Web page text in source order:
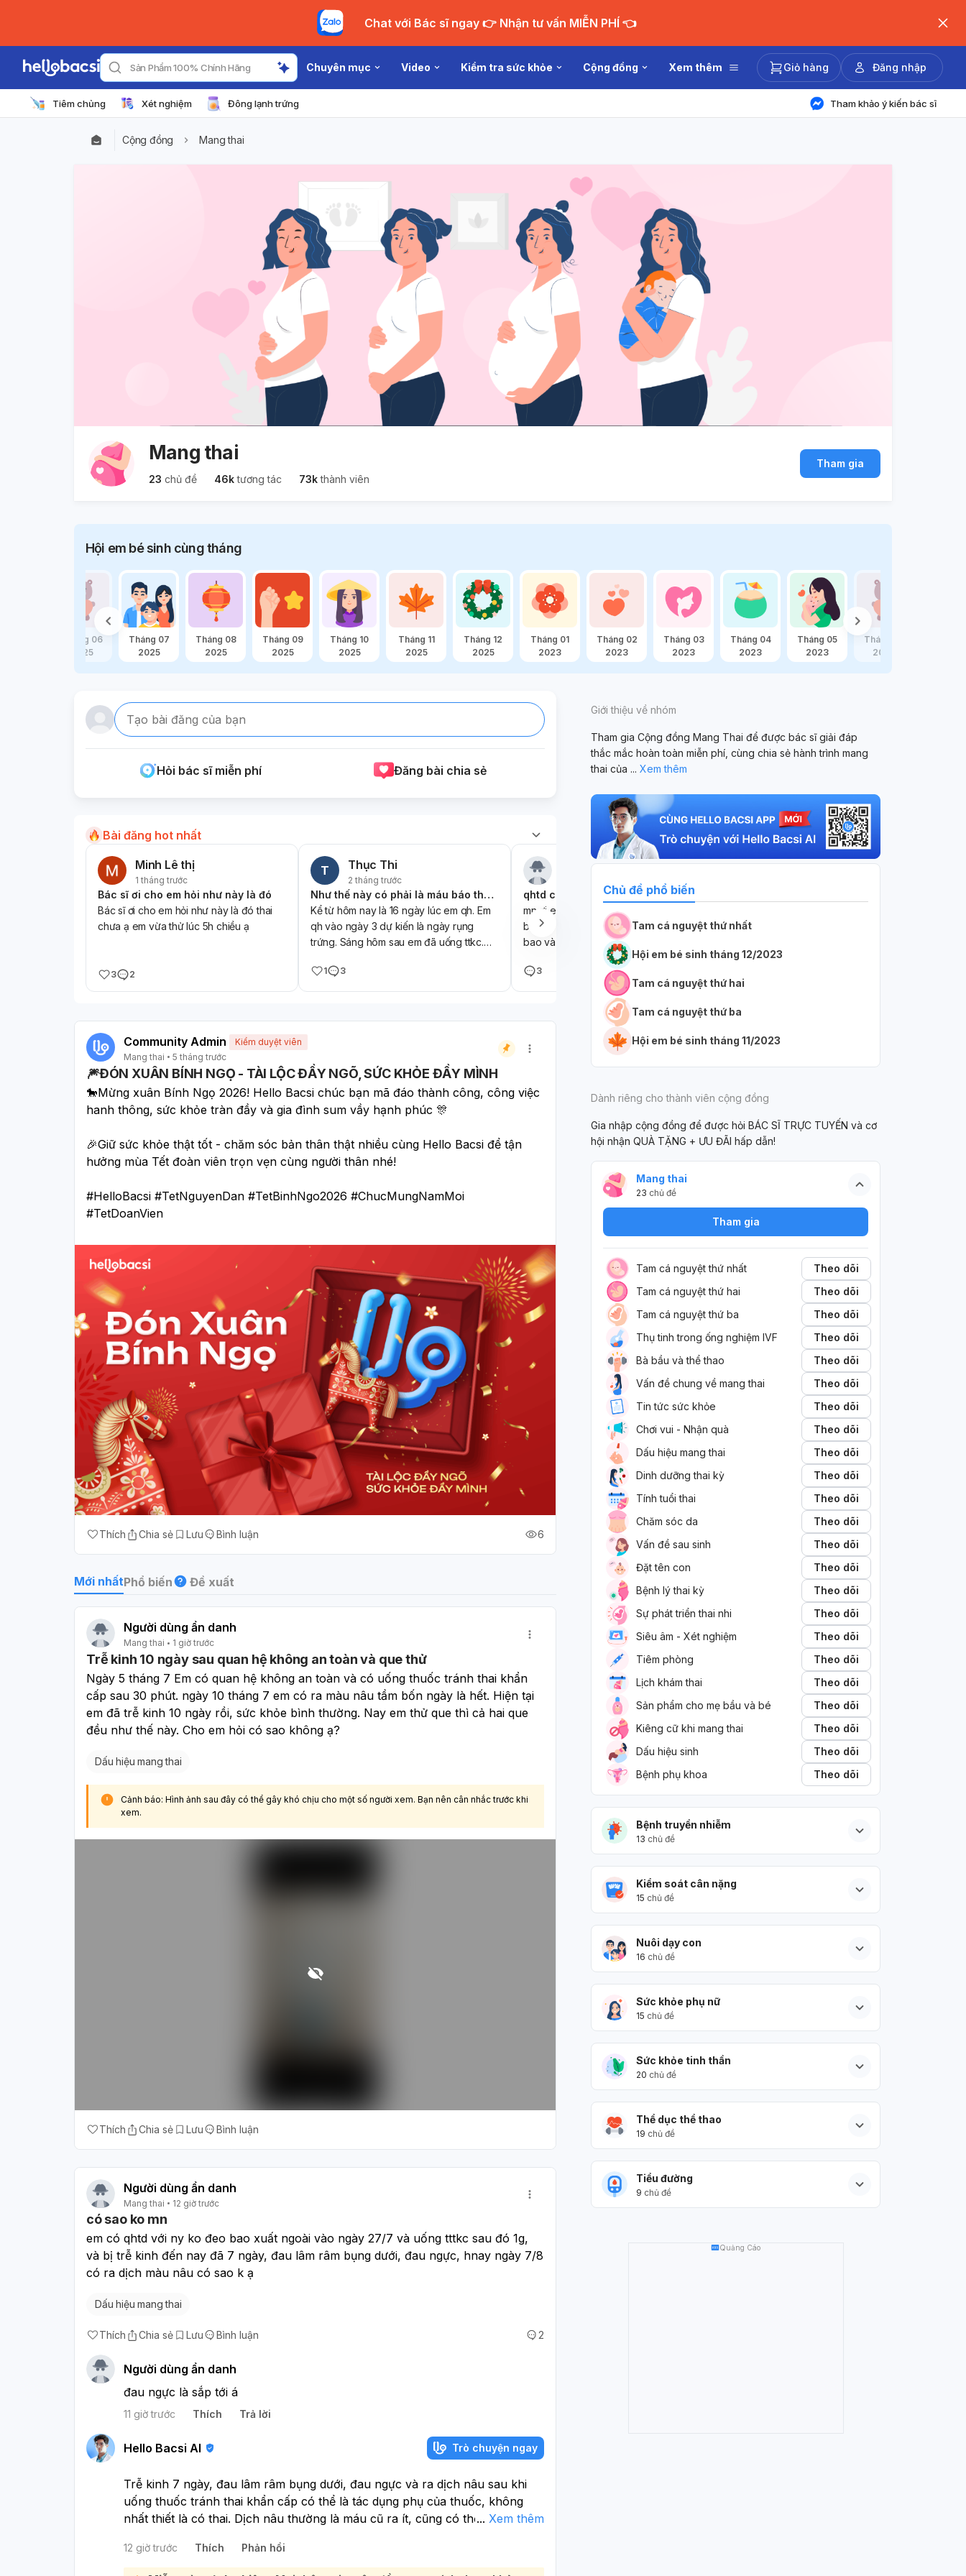
Chat với Bác sĩ ngay 👉 Nhận tư vấn MIỄN PHÍ 👈
Sản Phẩm 100% Chính Hãng Chuyên mục Video Kiểm tra sức khỏe Cộng đồng Xem thêm Giỏ hàng Đăng nhập
Tiêm chủng Xét nghiệm Đông lạnh trứng Tham khảo ý kiến bác sĩ
Cộng đồng Mang thai
Mang thai
23 chủ đề 46k tương tác 73k thành viên
Tham gia
Hội em bé sinh cùng tháng
Tháng 01
2023
Tháng 02
2023
Tháng 03
2023
Tháng 04
2023
Tháng 05
2023
Tháng 06
2023
Tháng 06
2025
Tháng 07
2025
Tháng 08
2025
Tháng 09
2025
Tháng 10
2025
Tháng 11
2025
Tháng 12
2025
Tạo bài đăng của bạn
Hỏi bác sĩ miễn phí Đăng bài chia sẻ
Bài đăng hot nhất
Minh Lê thị
1 tháng trước
Bác sĩ ơi cho em hỏi như này là đó
Bác sĩ ơi cho em hỏi như này là đó thai
chưa ạ em vừa thử lúc 5h chiều ạ
3 2
T Thục Thi
2 tháng trước
Như thế này có phải là máu báo thai không ạ?
Kể từ hôm nay là 16 ngày lúc em qh. Em
qh vào ngày 3 dự kiến là ngày rụng
trứng. Sáng hôm sau em đã uống ttkc.
hàng tháng, nhưng máu ít màu nâu hồng.
Em chờ đến sáng nay vẫn vậy, em có tức
bụng. Rất mong được giải đáp ạ!
1 3
Người dùng ẩn danh
qhtd ch đủ 18
mn ơi em và ngy co qhe nhưg khi xuất
bạn ấy xuất ra ngoài, bọn em kh dùng
bao và lúc qhe thì em có chảy máu đỏ thì
có làm sao ko ạ? có khả năng mang thai
ko ạ , em thấy bụg em hơi to mà em đag
nghĩ do bụng béo chứ ko chắc mag thai
3
Người dùng ẩn danh
tay và bằng miệng, chỉ kích thích cho
e đã nhả ra hết.trong suốt quá trình
ạ, có lúc bạn nam còn mặc cả hai lớp
không đều. vậy em có mang thai không
Community Admin
Kiểm duyệt viên
Mang thai
5 tháng trước
🎆ĐÓN XUÂN BÍNH NGỌ - TÀI LỘC ĐẦY NGÕ, SỨC KHỎE ĐẦY MÌNH
🐎Mừng xuân Bính Ngọ 2026! Hello Bacsi chúc bạn mã đáo thành công, công việc
hanh thông, sức khỏe tràn đầy và gia đình sum vầy hạnh phúc 🎊
🎉Giữ sức khỏe thật tốt - chăm sóc bản thân thật nhiều cùng Hello Bacsi để tận
hưởng mùa Tết đoàn viên trọn vẹn cùng người thân nhé!
#HelloBacsi #TetNguyenDan #TetBinhNgo2026 #ChucMungNamMoi
#TetDoanVien
Thích Chia sẻ Lưu Bình luận 6
Mới nhấtPhổ biến Đề xuất
Người dùng ẩn danh
Mang thai 1 giờ trước
Trễ kinh 10 ngày sau quan hệ không an toàn và que thử
Ngày 5 tháng 7 Em có quan hệ không an toàn và có uống thuốc tránh thai khẩn
cấp sau 30 phút. ngày 10 tháng 7 em có ra màu nâu tầm bốn ngày là hết. Hiện tại
em đã trễ kinh 10 ngày rồi, sức khỏe bình thường. Nay em thử que thì cả hai que
đều như thế này. Cho em hỏi có sao không ạ?
Dấu hiệu mang thai
Cảnh báo: Hình ảnh sau đây có thể gây khó chịu cho một số người xem. Bạn nên cân nhắc trước khi
xem.
Thích Chia sẻ Lưu Bình luận
Người dùng ẩn danh
Mang thai 12 giờ trước
có sao ko mn
em có qhtd với ny ko đeo bao xuất ngoài vào ngày 27/7 và uống tttkc sau đó 1g,
và bị trễ kinh đến nay đã 7 ngày, đau lâm râm bụng dưới, đau ngực, hnay ngày 7/8
có ra dịch màu nâu có sao k ạ
Dấu hiệu mang thai
Thích Chia sẻ Lưu Bình luận 2
Người dùng ẩn danh
đau ngực là sắp tới á
11 giờ trước Thích Trả lời
Hello Bacsi AI Trò chuyện ngay
Trễ kinh 7 ngày, đau lâm râm bụng dưới, đau ngực và ra dịch nâu sau khi
uống thuốc tránh thai khẩn cấp có thể là tác dụng phụ của thuốc, không
nhất thiết là có thai. Dịch nâu thường là máu cũ ra ít, cũng có thể gặp khi
không dùng bao và xuất ngoài nên vẫn cần loại trừ thai. Bạn nên thử thai
ngay bây giờ, tốt nhất bằng que thử buổi sáng; nếu âm tính mà vẫn chưa có
...Xem thêm
12 giờ trước Thích Phản hồi
Giới thiệu về nhóm
Tham gia Cộng đồng Mang Thai để được bác sĩ giải đáp
thắc mắc hoàn toàn miễn phí, cùng chia sẻ hành trình mang
thai của ...Xem thêm
Chủ đề phổ biến
Tam cá nguyệt thứ nhất
Hội em bé sinh tháng 12/2023
Tam cá nguyệt thứ hai
Tam cá nguyệt thứ ba
Hội em bé sinh tháng 11/2023
Dành riêng cho thành viên cộng đồng
Gia nhập cộng đồng để được hỏi BÁC SĨ TRỰC TUYẾN và cơ
hội nhận QUÀ TẶNG + ƯU ĐÃI hấp dẫn!
Mang thai
23 chủ đề
Tham gia
Tam cá nguyệt thứ nhất
Theo dõi
Tam cá nguyệt thứ hai
Theo dõi
Tam cá nguyệt thứ ba
Theo dõi
Thụ tinh trong ống nghiệm IVF
Theo dõi
Bà bầu và thể thao
Theo dõi
Vấn đề chung về mang thai
Theo dõi
Tin tức sức khỏe
Theo dõi
Chơi vui - Nhận quà
Theo dõi
Dấu hiệu mang thai
Theo dõi
Dinh dưỡng thai kỳ
Theo dõi
Tính tuổi thai
Theo dõi
Chăm sóc da
Theo dõi
Vấn đề sau sinh
Theo dõi
Đặt tên con
Theo dõi
Bệnh lý thai kỳ
Theo dõi
Sự phát triển thai nhi
Theo dõi
Siêu âm - Xét nghiệm
Theo dõi
Tiêm phòng
Theo dõi
Lịch khám thai
Theo dõi
Sản phẩm cho mẹ bầu và bé
Theo dõi
Kiêng cữ khi mang thai
Theo dõi
Dấu hiệu sinh
Theo dõi
Bệnh phụ khoa
Theo dõi
Bệnh truyền nhiễm
13 chủ đề
Kiểm soát cân nặng
15 chủ đề
Nuôi dạy con
16 chủ đề
Sức khỏe phụ nữ
15 chủ đề
Sức khỏe tinh thần
20 chủ đề
Thể dục thể thao
19 chủ đề
Tiểu đường
9 chủ đề
Quảng Cáo